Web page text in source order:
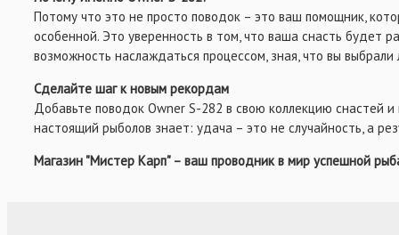
Потому что это не просто поводок – это ваш помощник,
особенной. Это уверенность в том, что ваша снасть будет
возможность наслаждаться процессом, зная, что вы выбрали
Сделайте шаг к новым рекордам
Добавьте поводок Owner S-282 в свою коллекцию снастей и
настоящий рыболов знает: удача – это не случайность, а
Магазин "Мистер Карп" – ваш проводник в мир успешной